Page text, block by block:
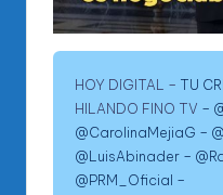
HOY DIGITAL – TU
HILANDO FINO TV –
@CarolinaMejiaG –
@LuisAbinader –
@PRM_Oficial –